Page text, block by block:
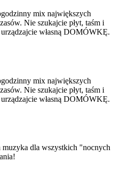
mix największych
Nie szukajcie płyt, taśm i
własną DOMÓWKĘ.
mix największych
Nie szukajcie płyt, taśm i
własną DOMÓWKĘ.
muzyka dla wszystkich "nocnych